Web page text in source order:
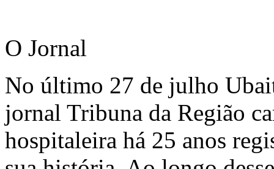
O Jornal
No último 27 de julho
jornal Tribuna da Região
hospitaleira há 25 anos